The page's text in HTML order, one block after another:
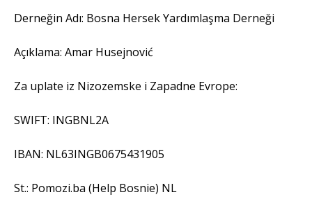
Derneğin Adı: Bosna Hersek Yardımlaşma Derneği
Açıklama: Amar Husejnović
Za uplate iz Nizozemske i Zapadne Evrope:
SWIFT: INGBNL2A
IBAN: NL63INGB0675431905
St.: Pomozi.ba (Help Bosnie) NL